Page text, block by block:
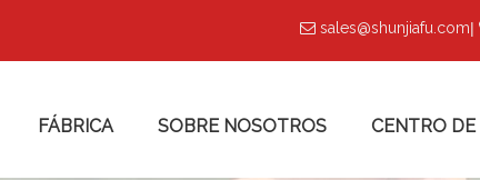
 sales@shunjiafu.com|
FÁBRICA SOBRE NOSOTROS CENTRO